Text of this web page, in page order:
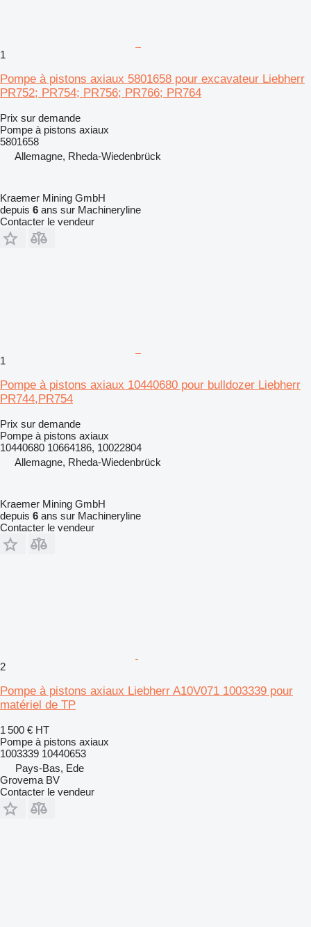
1
Pompe à pistons axiaux 5801658 pour excavateur Liebherr
PR752; PR754; PR756; PR766; PR764
Prix sur demande
Pompe à pistons axiaux
5801658
Allemagne, Rheda-Wiedenbrück
Kraemer Mining GmbH
depuis 6 ans sur Machineryline
Contacter le vendeur
1
Pompe à pistons axiaux 10440680 pour bulldozer Liebherr
PR744,PR754
Prix sur demande
Pompe à pistons axiaux
10440680 10664186, 10022804
Allemagne, Rheda-Wiedenbrück
Kraemer Mining GmbH
depuis 6 ans sur Machineryline
Contacter le vendeur
2
Pompe à pistons axiaux Liebherr A10V071 1003339 pour
matériel de TP
1 500 € HT
Pompe à pistons axiaux
1003339 10440653
Pays-Bas, Ede
Grovema BV
Contacter le vendeur